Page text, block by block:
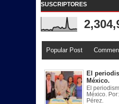
SUSCRIPTORES
Popular Post
El
México.
El
México.
Pérez. El